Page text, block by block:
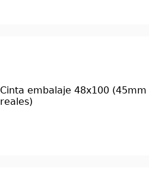
Cinta embalaje 48x100 (45mm
reales)